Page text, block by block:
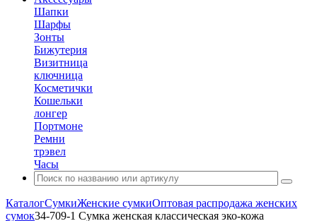
Шапки
Шарфы
Зонты
Бижутерия
Визитница
ключница
Косметички
Кошельки
лонгер
Портмоне
Ремни
трэвел
Часы
КаталогСумкиЖенские сумкиОптовая распродажа женских
сумок34-709-1 Сумка женская классическая эко-кожа